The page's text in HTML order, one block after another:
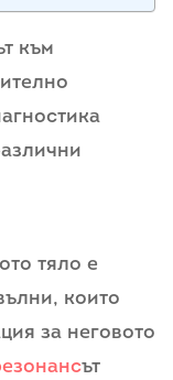
към
тяло е
които
за неговото
ът